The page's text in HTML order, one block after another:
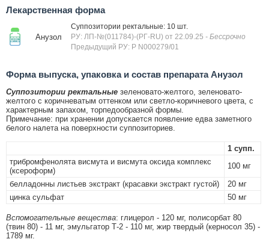
Лекарственная форма
Анузол
Суппозитории ректальные: 10 шт.
РУ: ЛП-№(011784)-(РГ-RU) от 22.09.25 - Бессрочно
Предыдущий РУ: Р N000279/01
Форма выпуска, упаковка и состав препарата Анузол
Суппозитории ректальные зеленовато-желтого, зеленовато-
желтого с коричневатым оттенком или светло-коричневого цвета, с
характерным запахом, торпедообразной формы.
Примечание: при хранении допускается появление едва заметного
белого налета на поверхности суппозиториев.
1 супп.
трибромфенолята висмута и висмута оксида комплекс
(ксероформ)
100 мг
белладонны листьев экстракт (красавки экстракт густой)
20 мг
цинка сульфат
50 мг
Вспомогательные вещества: глицерол - 120 мг, полисорбат 80
(твин 80) - 11 мг, эмульгатор Т-2 - 110 мг, жир твердый (керносол 35) -
1789 мг.